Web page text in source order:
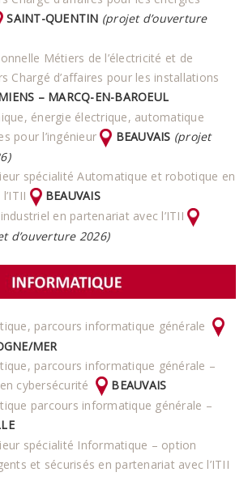
SAINT-QUENTIN (projet d’ouverture
Métiers de l’électricité et de
Chargé d’affaires pour les installations
– MARCQ-EN-BAROEUL
énergie électrique, automatique
pour l’ingénieur
BEAUVAIS (projet
spécialité Automatique et robotique en
BEAUVAIS
en partenariat avec l’ITII
d’ouverture 2026)
parcours informatique générale
MER
parcours informatique générale –
cybersécurité
BEAUVAIS
parcours informatique générale –
spécialité Informatique – option
et sécurisés en partenariat avec l’ITII